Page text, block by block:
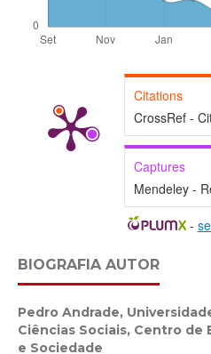
Citations
CrossRef -
Captures
Mendeley -
-
BIOGRAFIA AUTOR
Pedro Andrade,
Ciências Sociais, Centro de
e Sociedade